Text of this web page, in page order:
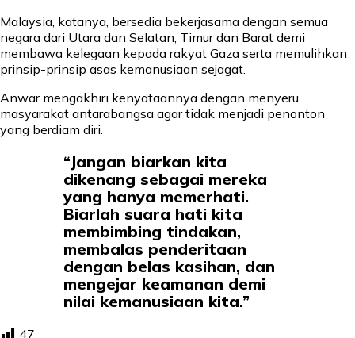
Malaysia, katanya, bersedia bekerjasama dengan semua
negara dari Utara dan Selatan, Timur dan Barat demi
membawa kelegaan kepada rakyat Gaza serta memulihkan
prinsip-prinsip asas kemanusiaan sejagat.
Anwar mengakhiri kenyataannya dengan menyeru
masyarakat antarabangsa agar tidak menjadi penonton
yang berdiam diri.
“Jangan biarkan kita
dikenang sebagai mereka
yang hanya memerhati.
Biarlah suara hati kita
membimbing tindakan,
membalas penderitaan
dengan belas kasihan, dan
mengejar keamanan demi
nilai kemanusiaan kita.”
47